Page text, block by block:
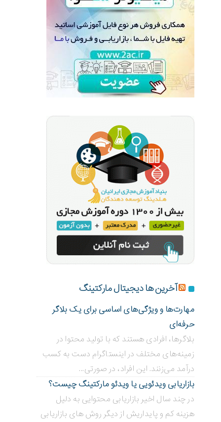
آخرین ها دیجیتال مارکتینگ
مهارت‌ها و ویژگی‌های اساسی برای یک بلاگر
حرفه‌ای
بلاگر‌ها، افرادی هستند که با تولید محتوا در
زمینه‌های مختلف در اینستاگرام دست به کسب
درآمد می‌زنند. این افراد، در صورتی...
بازاریابی ویدئویی ‌یا ویدئو مارکتینگ چیست؟
در چند سال اخیر بازاریابی محتوایی به دلیل
هزینه کم و پایداریش از دیگر روش های بازاریابی